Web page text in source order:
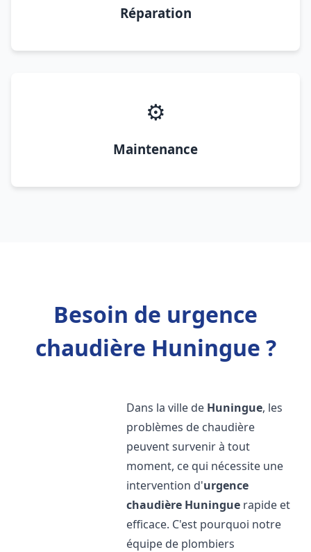
Réparation
⚙️
Maintenance
Besoin de urgence
chaudière Huningue ?
Dans la ville de Huningue, les
problèmes de chaudière
peuvent survenir à tout
moment, ce qui nécessite une
intervention d'urgence
chaudière Huningue rapide et
efficace. C'est pourquoi notre
équipe de plombiers